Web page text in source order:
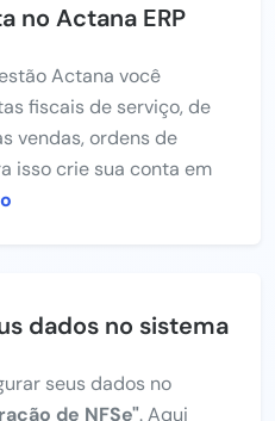
no Actana ERP
Actana você
fiscais de serviço, de
vendas, ordens de
isso crie sua conta em
dados no sistema
seus dados no
de NFSe". Aqui